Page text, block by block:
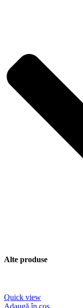
Alte produse
Quick view